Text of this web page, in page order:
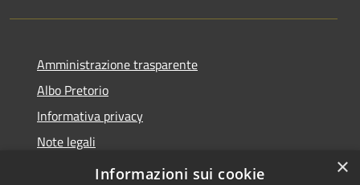
Amministrazione trasparente
Albo Pretorio
Informativa privacy
Note legali
Dichiarazione di accessibilità
×
Informazioni sui cookie